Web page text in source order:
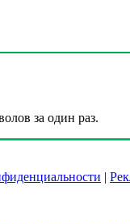
за один раз.
|